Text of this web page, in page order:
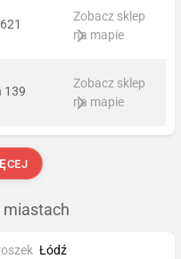
Zobacz sklep
na mapie
139
Zobacz sklep
na mapie
miastach
Łódź